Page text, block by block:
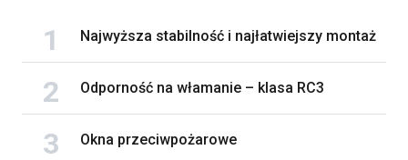
Najwyższa stabilność i najłatwiejszy montaż
Odporność na włamanie – klasa RC3
Okna przeciwpożarowe